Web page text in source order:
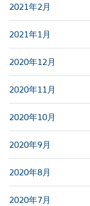
2021年2月
2021年1月
2020年12月
2020年11月
2020年10月
2020年9月
2020年8月
2020年7月